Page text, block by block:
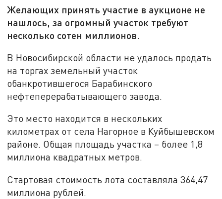
Желающих принять участие в аукционе не
нашлось, за огромный участок требуют
несколько сотен миллионов.
В Новосибирской области не удалось продать
на торгах земельный участок
обанкротившегося Барабинского
нефтеперерабатывающего завода.
Это место находится в нескольких
километрах от села Нагорное в Куйбышевском
районе. Общая площадь участка – более 1,8
миллиона квадратных метров.
Стартовая стоимость лота составляла 364,47
миллиона рублей.